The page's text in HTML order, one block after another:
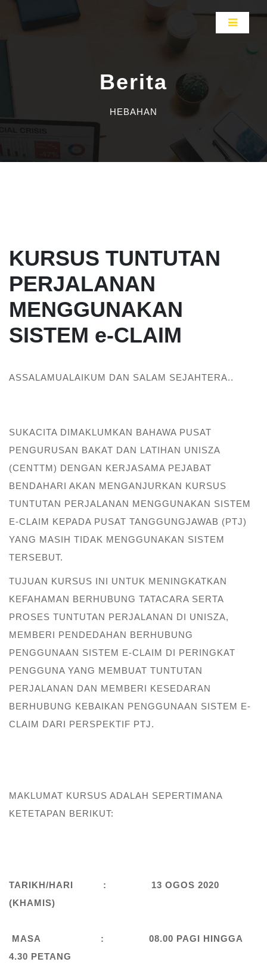
Berita
HEBAHAN
KURSUS TUNTUTAN
PERJALANAN
MENGGUNAKAN
SISTEM e-CLAIM
ASSALAMUALAIKUM DAN SALAM SEJAHTERA..
SUKACITA DIMAKLUMKAN BAHAWA PUSAT
PENGURUSAN BAKAT DAN LATIHAN UNISZA
(CENTTM) DENGAN KERJASAMA PEJABAT
BENDAHARI AKAN MENGANJURKAN KURSUS
TUNTUTAN PERJALANAN MENGGUNAKAN SISTEM
E-CLAIM KEPADA PUSAT TANGGUNGJAWAB (PTJ)
YANG MASIH TIDAK MENGGUNAKAN SISTEM
TERSEBUT.
TUJUAN KURSUS INI UNTUK MENINGKATKAN
KEFAHAMAN BERHUBUNG TATACARA SERTA
PROSES TUNTUTAN PERJALANAN DI UNISZA,
MEMBERI PENDEDAHAN BERHUBUNG
PENGGUNAAN SISTEM E-CLAIM DI PERINGKAT
PENGGUNA YANG MEMBUAT TUNTUTAN
PERJALANAN DAN MEMBERI KESEDARAN
BERHUBUNG KEBAIKAN PENGGUNAAN SISTEM E-
CLAIM DARI PERSPEKTIF PTJ.
MAKLUMAT KURSUS ADALAH SEPERTIMANA
KETETAPAN BERIKUT:
TARIKH/HARI : 13 OGOS 2020
(KHAMIS)
MASA : 08.00 PAGI HINGGA
4.30 PETANG